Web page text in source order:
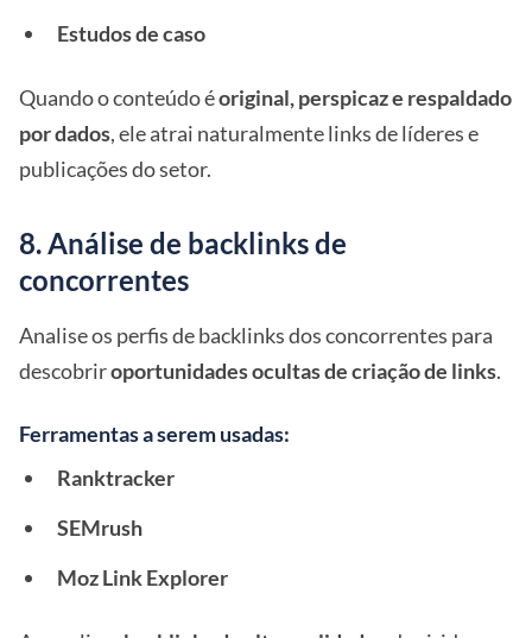
Estudos de caso
Quando o conteúdo éoriginal, perspicaz e respaldado
por dados, ele atrai naturalmente links de líderes e
publicações do setor.
8. Análise de backlinks de
concorrentes
Analise os perfis de backlinks dos concorrentes para
descobriroportunidades ocultas de criação de links.
Ferramentas a serem usadas:
Ranktracker
SEMrush
Moz Link Explorer